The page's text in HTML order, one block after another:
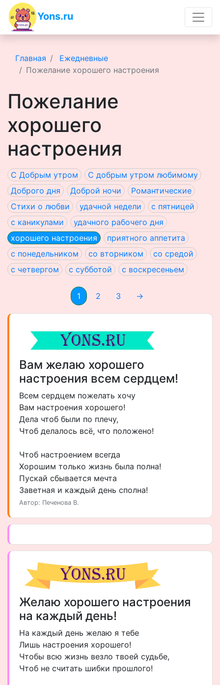
Yons.ru
Главная
Ежедневные
Пожелание хорошего настроения
Пожелание
хорошего
настроения
С Добрым утром
C добрым утром любимому
Доброго дня
Доброй ночи
Романтические
Стихи о любви
удачной недели
c пятницей
с каникулами
удачного рабочего дня
хорошего настроения
приятного аппетита
с понедельником
со вторником
со средой
с четвергом
с субботой с воскресеньем
1 2 3 →
Вам желаю хорошего
настроения всем сердцем!
Всем сердцем пожелать хочу
Вам настроения хорошего!
Дела чтоб были по плечу,
Чтоб делалось всё, что положено!
Чтоб настроением всегда
Хорошим только жизнь была полна!
Пускай сбывается мечта
Заветная и каждый день сполна!
Автор: Печенова В.
Желаю хорошего настроения
на каждый день!
На каждый день желаю я тебе
Лишь настроения хорошего!
Чтобы всю жизнь везло твоей судьбе,
Чтоб не считать шибки прошлого!